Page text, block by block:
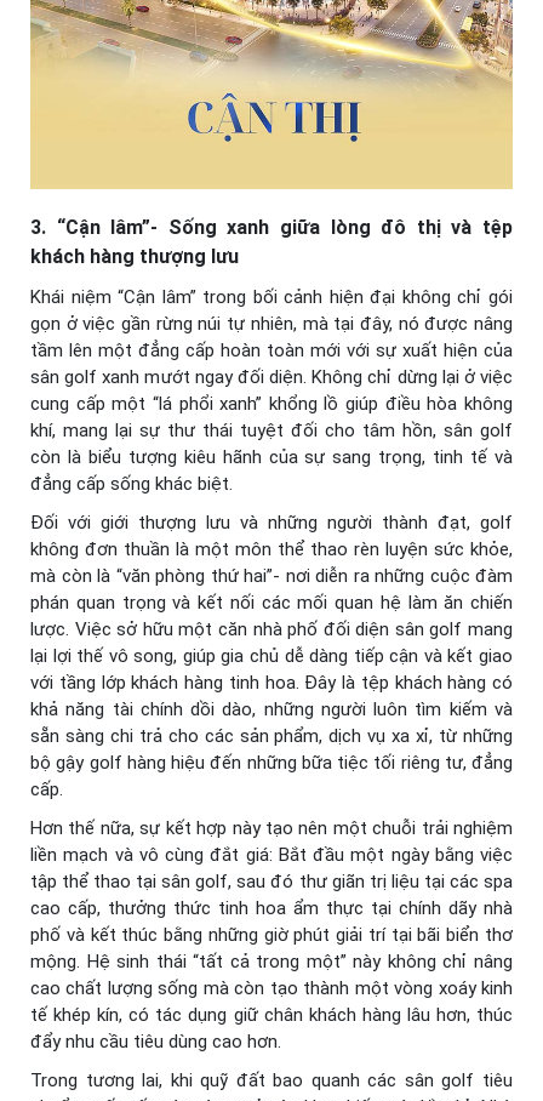
3. “Cận lâm”- Sống xanh giữa lòng đô thị và tệp
khách hàng thượng lưu
Khái niệm “Cận lâm” trong bối cảnh hiện đại không chỉ gói
gọn ở việc gần rừng núi tự nhiên, mà tại đây, nó được nâng
tầm lên một đẳng cấp hoàn toàn mới với sự xuất hiện của
sân golf xanh mướt ngay đối diện. Không chỉ dừng lại ở việc
cung cấp một “lá phổi xanh” khổng lồ giúp điều hòa không
khí, mang lại sự thư thái tuyệt đối cho tâm hồn, sân golf
còn là biểu tượng kiêu hãnh của sự sang trọng, tinh tế và
đẳng cấp sống khác biệt.
Đối với giới thượng lưu và những người thành đạt, golf
không đơn thuần là một môn thể thao rèn luyện sức khỏe,
mà còn là “văn phòng thứ hai”- nơi diễn ra những cuộc đàm
phán quan trọng và kết nối các mối quan hệ làm ăn chiến
lược. Việc sở hữu một căn nhà phố đối diện sân golf mang
lại lợi thế vô song, giúp gia chủ dễ dàng tiếp cận và kết giao
với tầng lớp khách hàng tinh hoa. Đây là tệp khách hàng có
khả năng tài chính dồi dào, những người luôn tìm kiếm và
sẵn sàng chi trả cho các sản phẩm, dịch vụ xa xỉ, từ những
bộ gậy golf hàng hiệu đến những bữa tiệc tối riêng tư, đẳng
cấp.
Hơn thế nữa, sự kết hợp này tạo nên một chuỗi trải nghiệm
liền mạch và vô cùng đắt giá: Bắt đầu một ngày bằng việc
tập thể thao tại sân golf, sau đó thư giãn trị liệu tại các spa
cao cấp, thưởng thức tinh hoa ẩm thực tại chính dãy nhà
phố và kết thúc bằng những giờ phút giải trí tại bãi biển thơ
mộng. Hệ sinh thái “tất cả trong một” này không chỉ nâng
cao chất lượng sống mà còn tạo thành một vòng xoáy kinh
tế khép kín, có tác dụng giữ chân khách hàng lâu hơn, thúc
đẩy nhu cầu tiêu dùng cao hơn.
Trong tương lai, khi quỹ đất bao quanh các sân golf tiêu